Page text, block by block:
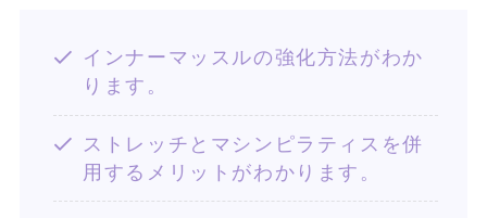
インナーマッスルの強化方法がわか
ります。
ストレッチとマシンピラティスを併
用するメリットがわかります。